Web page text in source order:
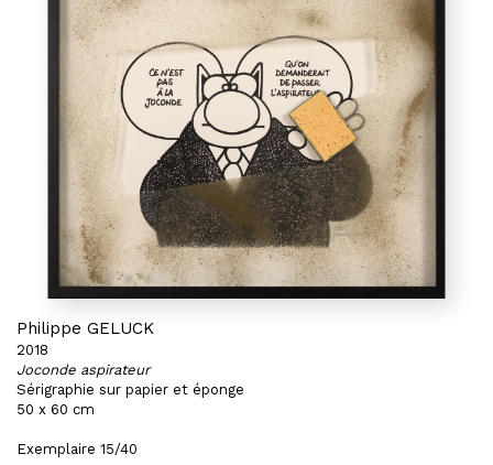
Philippe GELUCK
2018
Joconde aspirateur
Sérigraphie sur papier et éponge
50 x 60 cm
Exemplaire 15/40